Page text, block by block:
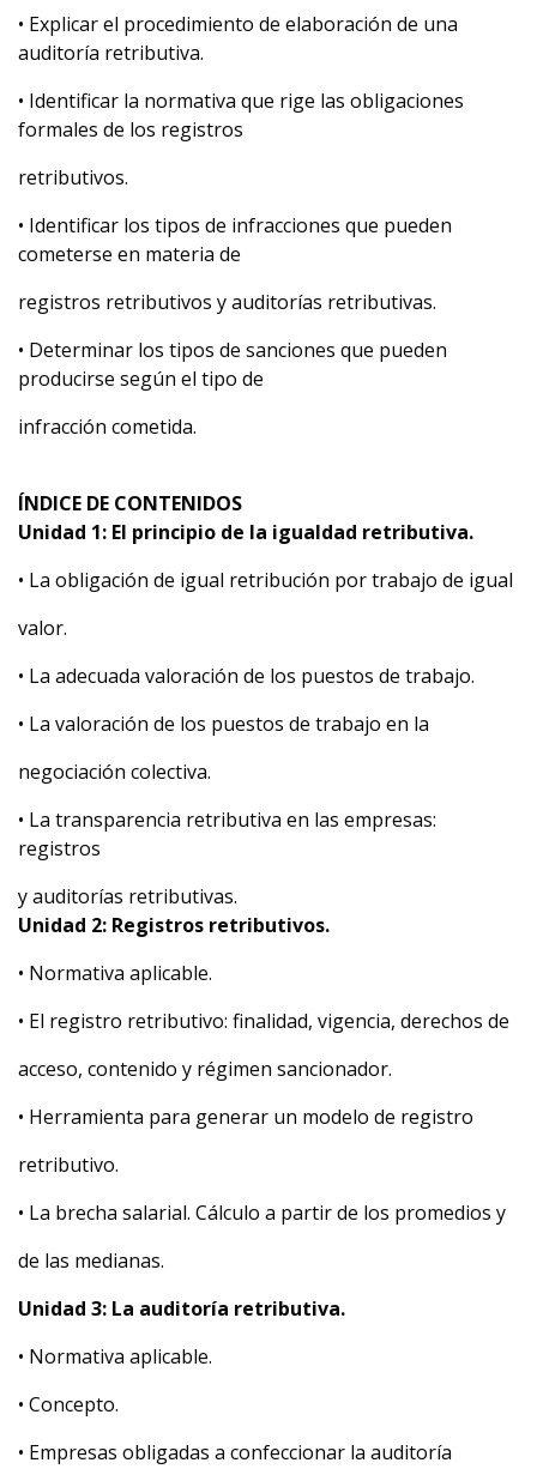
• Explicar el procedimiento de elaboración de una
auditoría retributiva.
• Identificar la normativa que rige las obligaciones
formales de los registros
retributivos.
• Identificar los tipos de infracciones que pueden
cometerse en materia de
registros retributivos y auditorías retributivas.
• Determinar los tipos de sanciones que pueden
producirse según el tipo de
infracción cometida.
ÍNDICE DE CONTENIDOS
Unidad 1: El principio de la igualdad retributiva.
• La obligación de igual retribución por trabajo de igual
valor.
• La adecuada valoración de los puestos de trabajo.
• La valoración de los puestos de trabajo en la
negociación colectiva.
• La transparencia retributiva en las empresas:
registros
y auditorías retributivas.
Unidad 2: Registros retributivos.
• Normativa aplicable.
• El registro retributivo: finalidad, vigencia, derechos de
acceso, contenido y régimen sancionador.
• Herramienta para generar un modelo de registro
retributivo.
• La brecha salarial. Cálculo a partir de los promedios y
de las medianas.
Unidad 3: La auditoría retributiva.
• Normativa aplicable.
• Concepto.
• Empresas obligadas a confeccionar la auditoría